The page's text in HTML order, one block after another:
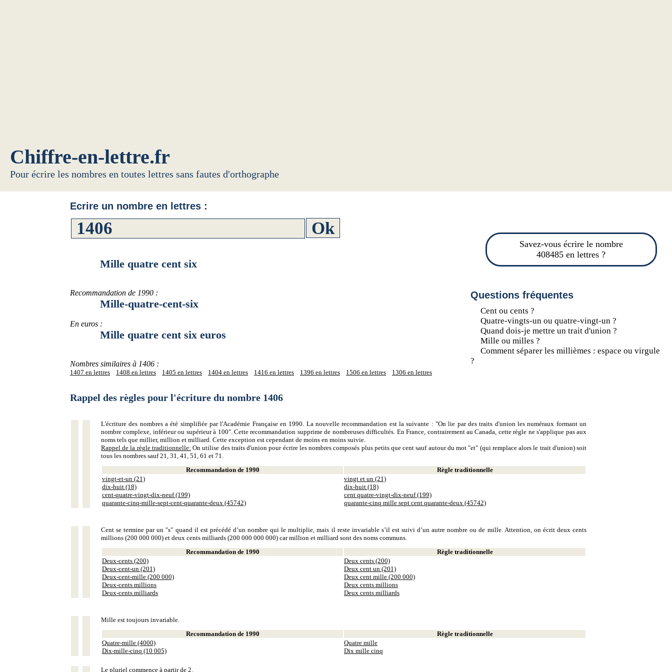
Chiffre-en-lettre.fr
Pour écrire les nombres en toutes lettres sans fautes d'orthographe
Savez-vous écrire le nombre
408485 en lettres ?
Questions fréquentes
Cent ou cents ?
Quatre-vingts-un ou quatre-vingt-un ?
Quand dois-je mettre un trait d'union ?
Mille ou milles ?
Comment séparer les millièmes : espace ou virgule
?
Ecrire un nombre en lettres :
Mille quatre cent six
Recommandation de 1990 :
Mille-quatre-cent-six
En euros :
Mille quatre cent six euros
Nombres similaires à 1406 :
1407 en lettres 1408 en lettres 1405 en lettres 1404 en lettres 1416 en lettres 1396 en lettres 1506 en lettres 1306 en lettres
Rappel des règles pour l'écriture du nombre 1406
L'écriture des nombres a été simplifiée par l'Académie Française en 1990. La nouvelle recommandation est la suivante : "On lie par des traits d'union les numéraux formant un
nombre complexe, inférieur ou supérieur à 100". Cette recommandation supprime de nombreuses difficultés. En France, contrairement au Canada, cette règle ne s'applique pas aux
noms tels que millier, million et milliard. Cette exception est cependant de moins en moins suivie.
Rappel de la règle traditionnelle: On utilise des traits d'union pour écrire les nombres composés plus petits que cent sauf autour du mot "et" (qui remplace alors le trait d'union) soit
tous les nombres sauf 21, 31, 41, 51, 61 et 71.
Recommandation de 1990
Règle traditionnelle
vingt-et-un (21)
dix-huit (18)
cent-quatre-vingt-dix-neuf (199)
quarante-cinq-mille-sept-cent-quarante-deux (45742)
vingt et un (21)
dix-huit (18)
cent quatre-vingt-dix-neuf (199)
quarante-cinq mille sept cent quarante-deux (45742)
Cent se termine par un "s" quand il est précédé d’un nombre qui le multiplie, mais il reste invariable s’il est suivi d’un autre nombre ou de mille. Attention, on écrit deux cents
millions (200 000 000) et deux cents milliards (200 000 000 000) car million et milliard sont des noms communs.
Recommandation de 1990
Règle traditionnelle
Deux-cents (200)
Deux-cent-un (201)
Deux-cent-mille (200 000)
Deux-cents millions
Deux-cents milliards
Deux cents (200)
Deux cent un (201)
Deux cent mille (200 000)
Deux cents millions
Deux cents milliards
Mille est toujours invariable.
Recommandation de 1990
Règle traditionnelle
Quatre-mille (4000)
Dix-mille-cinq (10 005)
Quatre mille
Dix mille cinq
Le pluriel commence à partir de 2.